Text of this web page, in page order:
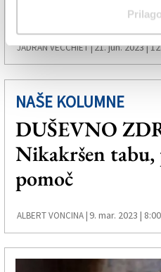
JADRAN VECCHIET |21. jun. 2023 |
NAŠE KOLUMNE
DUŠEVNO
Nikakršen tabu,
pomoč
ALBERT VONCINA | 9. mar. 2023 | 8:00